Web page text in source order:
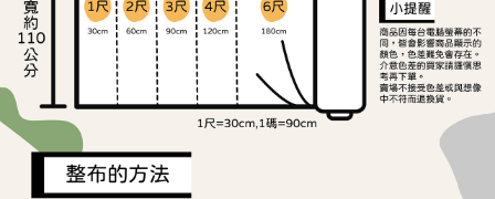
購買商品的店家。未經商家同意取消之訂單仍視為有效，需透過AFTEE先享
後付繳納相關費用。
※ 交易是否成功請以「AFTEE先享後付 」之結帳頁面顯示為準，若有關於
是否繳費成功／繳費後需取消欲退款等相關疑問，請聯繫「AFTEE先享後付
客戶支援中心」 https://netprotections.freshdesk.com/support/home
【注意事項】
１．透過由恩沛科技股份有限公司提供之「AFTEE先享後付」服務完成之交
易，需依本服務之必要範圍內提供個人資料，並將交易相關給付款項請求債
權轉讓予恩沛科技股份有限公司。
每筆NT$150，滿NT$1,500(含以上)免運費
離島宅配
每筆NT$240